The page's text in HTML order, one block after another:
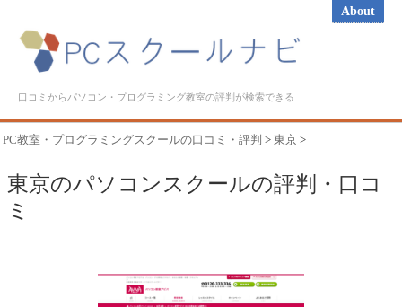
About
口コミからパソコン・プログラミング教室の評判が検索できる
PC教室・プログラミングスクールの口コミ・評判 > 東京 >
東京のパソコンスクールの評判・口コ
ミ